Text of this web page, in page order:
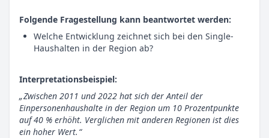
Folgende Fragestellung kann beantwortet werden:
Welche Entwicklung zeichnet sich bei den Single-
Haushalten in der Region ab?
Interpretationsbeispiel:
Zwischen 2011 und 2022 hat sich der Anteil der
Einpersonenhaushalte in der Region um 10 Prozentpunkte
auf 40 % erhöht. Verglichen mit anderen Regionen ist dies
ein hoher Wert.